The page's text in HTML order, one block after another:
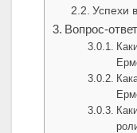
Успехи
Вопрос-